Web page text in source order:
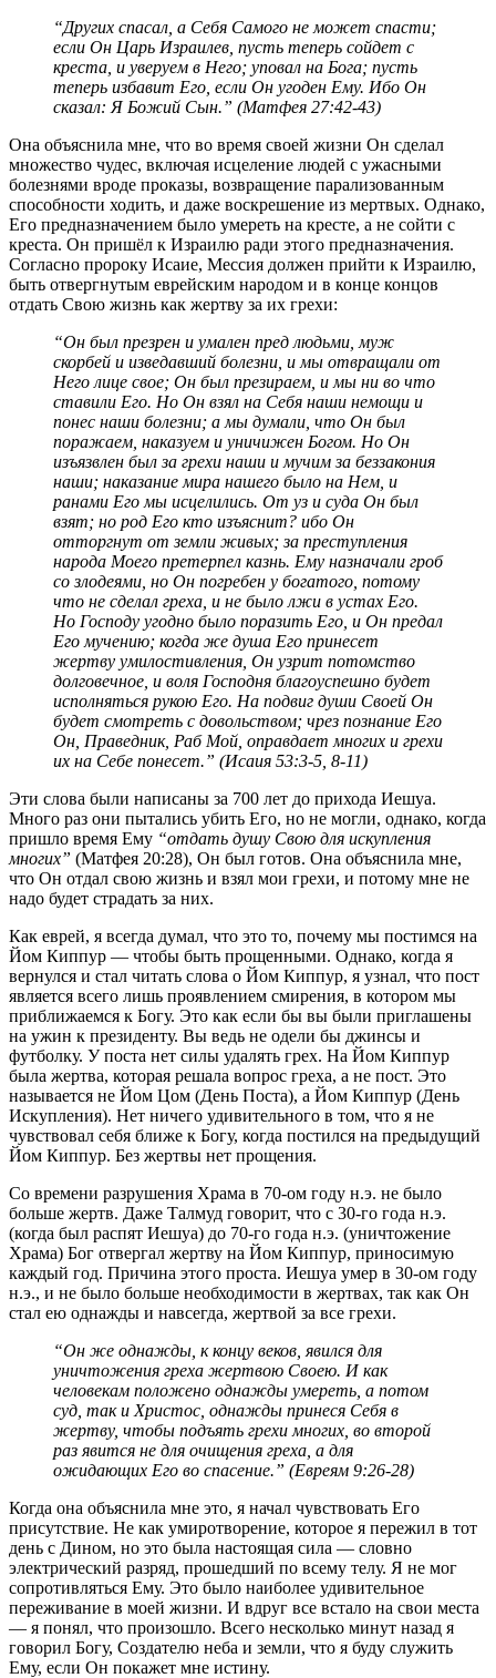
“Других спасал, а Себя Самого не может спасти;
если Он Царь Израилев, пусть теперь сойдет с
креста, и уверуем в Него; уповал на Бога; пусть
теперь избавит Его, если Он угоден Ему. Ибо Он
сказал: Я Божий Сын.” (Матфея 27:42-43)
Она объяснила мне, что во время своей жизни Он сделал
множество чудес, включая исцеление людей с ужасными
болезнями вроде проказы, возвращение парализованным
способности ходить, и даже воскрешение из мертвых. Однако,
Его предназначением было умереть на кресте, а не сойти с
креста. Он пришёл к Израилю ради этого предназначения.
Согласно пророку Исаие, Мессия должен прийти к Израилю,
быть отвергнутым еврейским народом и в конце концов
отдать Свою жизнь как жертву за их грехи:
“Он был презрен и умален пред людьми, муж
скорбей и изведавший болезни, и мы отвращали от
Него лице свое; Он был презираем, и мы ни во что
ставили Его. Но Он взял на Себя наши немощи и
понес наши болезни; а мы думали, что Он был
поражаем, наказуем и уничижен Богом. Но Он
изъязвлен был за грехи наши и мучим за беззакония
наши; наказание мира нашего было на Нем, и
ранами Его мы исцелились. От уз и суда Он был
взят; но род Его кто изъяснит? ибо Он
отторгнут от земли живых; за преступления
народа Моего претерпел казнь. Ему назначали гроб
со злодеями, но Он погребен у богатого, потому
что не сделал греха, и не было лжи в устах Его.
Но Господу угодно было поразить Его, и Он предал
Его мучению; когда же душа Его принесет
жертву умилостивления, Он узрит потомство
долговечное, и воля Господня благоуспешно будет
исполняться рукою Его. На подвиг души Своей Он
будет смотреть с довольством; чрез познание Его
Он, Праведник, Раб Мой, оправдает многих и грехи
их на Себе понесет.” (Исаия 53:3-5, 8-11)
Эти слова были написаны за 700 лет до прихода Иешуа.
Много раз они пытались убить Его, но не могли, однако, когда
пришло время Ему “отдать душу Свою для искупления
многих” (Матфея 20:28), Он был готов. Она объяснила мне,
что Он отдал свою жизнь и взял мои грехи, и потому мне не
надо будет страдать за них.
Как еврей, я всегда думал, что это то, почему мы постимся на
Йом Киппур — чтобы быть прощенными. Однако, когда я
вернулся и стал читать слова о Йом Киппур, я узнал, что пост
является всего лишь проявлением смирения, в котором мы
приближаемся к Богу. Это как если бы вы были приглашены
на ужин к президенту. Вы ведь не одели бы джинсы и
футболку. У поста нет силы удалять грех. На Йом Киппур
была жертва, которая решала вопрос греха, а не пост. Это
называется не Йом Цом (День Поста), а Йом Киппур (День
Искупления). Нет ничего удивительного в том, что я не
чувствовал себя ближе к Богу, когда постился на предыдущий
Йом Киппур. Без жертвы нет прощения.
Со времени разрушения Храма в 70-ом году н.э. не было
больше жертв. Даже Талмуд говорит, что с 30-го года н.э.
(когда был распят Иешуа) до 70-го года н.э. (уничтожение
Храма) Бог отвергал жертву на Йом Киппур, приносимую
каждый год. Причина этого проста. Иешуа умер в 30-ом году
н.э., и не было больше необходимости в жертвах, так как Он
стал ею однажды и навсегда, жертвой за все грехи.
“Он же однажды, к концу веков, явился для
уничтожения греха жертвою Своею. И как
человекам положено однажды умереть, а потом
суд, так и Христос, однажды принеся Себя в
жертву, чтобы подъять грехи многих, во второй
раз явится не для очищения греха, а для
ожидающих Его во спасение.” (Евреям 9:26-28)
Когда она объяснила мне это, я начал чувствовать Его
присутствие. Не как умиротворение, которое я пережил в тот
день с Дином, но это была настоящая сила — словно
электрический разряд, прошедший по всему телу. Я не мог
сопротивляться Ему. Это было наиболее удивительное
переживание в моей жизни. И вдруг все встало на свои места
— я понял, что произошло. Всего несколько минут назад я
говорил Богу, Создателю неба и земли, что я буду служить
Ему, если Он покажет мне истину.